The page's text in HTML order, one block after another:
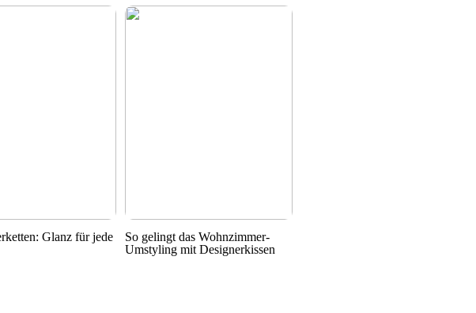
Glanz für jede
So gelingt das Wohnzimmer-
Umstyling mit Designerkissen